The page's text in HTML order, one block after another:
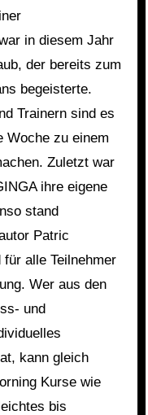
in diesem Jahr
der bereits zum
begeisterte.
Trainern sind es
Woche zu einem
Zuletzt war
ihre eigene
stand
Patric
alle Teilnehmer
Wer aus den
und
kann gleich
Kurse wie
bis